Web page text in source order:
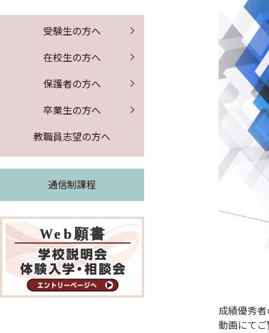
成績優秀
動画にてご
いじめ防止の基本方針
公開情報
受験生の方へ
募集要項
体験入学・学校説明会
よくある質問
在校生の方へ
保健室からのお知らせ
図書館からのお知らせ
求人票の公開
緊急時の対応
保護者の方へ
PTA行事
事務室より
卒業生の方へ
証明書の発行
同窓会のお知らせ
教職員志望の方へ
通信制課程